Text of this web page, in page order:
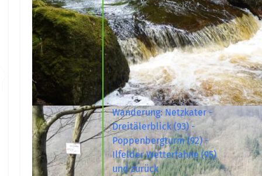
Wanderung: Netzkater -
Dreitälerblick (93) -
Poppenbergturm (92) -
Ilfelder Wetterfahne (95)
und zurück